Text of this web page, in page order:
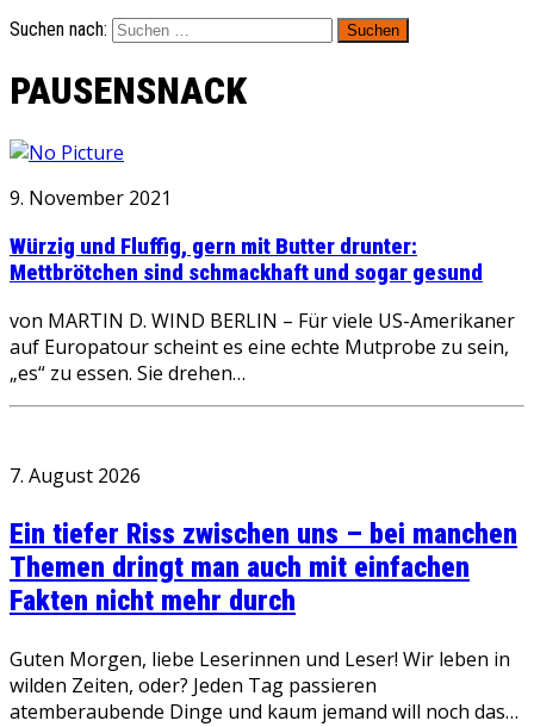
Suchen nach:
PAUSENSNACK
9. November 2021
Würzig und Fluffig, gern mit Butter drunter:
Mettbrötchen sind schmackhaft und sogar gesund
von MARTIN D. WIND BERLIN – Für viele US-Amerikaner
auf Europatour scheint es eine echte Mutprobe zu sein,
„es“ zu essen. Sie drehen…
7. August 2026
Ein tiefer Riss zwischen uns – bei manchen
Themen dringt man auch mit einfachen
Fakten nicht mehr durch
Guten Morgen, liebe Leserinnen und Leser! Wir leben in
wilden Zeiten, oder? Jeden Tag passieren
atemberaubende Dinge und kaum jemand will noch das…